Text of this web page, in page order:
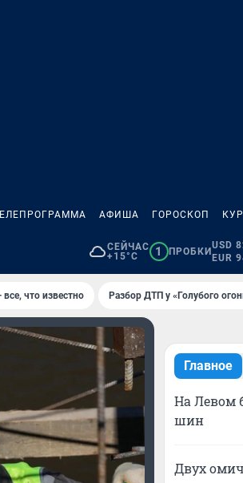
АФИША ГОРОСКОП
СЕЙЧАС
+15°C
1 ПРОБКИ
USD
EUR
что известно Разбор ДТП у «Голубого
Главное
На Левом
шин
Двух